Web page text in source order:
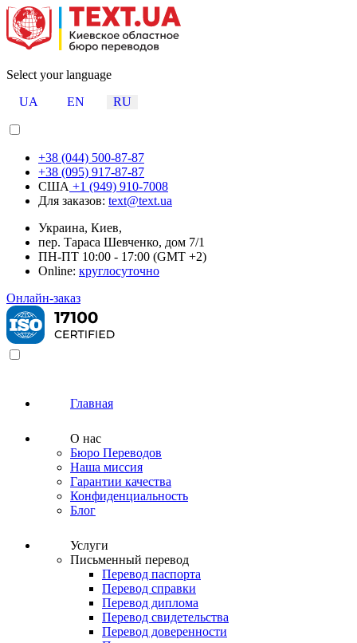
Select your language
UA
EN RU
+38 (044) 500-87-87
+38 (095) 917-87-87
США +1 (949) 910-7008
Для заказов: text@text.ua
Украина, Киев,
пер. Тараса Шевченко, дом 7/1
ПН-ПТ 10:00 - 17:00 (GMT +2)
Online: круглосуточно
Онлайн-заказ
Главная
О нас
Бюро Переводов
Наша миссия
Гарантии качества
Конфиденциальность
Блог
Услуги
Письменный перевод
Перевод паспорта
Перевод справки
Перевод диплома
Перевод свидетельства
Перевод доверенности